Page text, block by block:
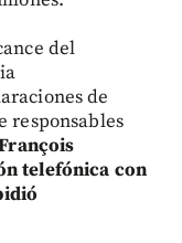
del
de
responsables
telefónica con